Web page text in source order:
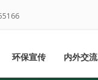
环保宣传 内外交流